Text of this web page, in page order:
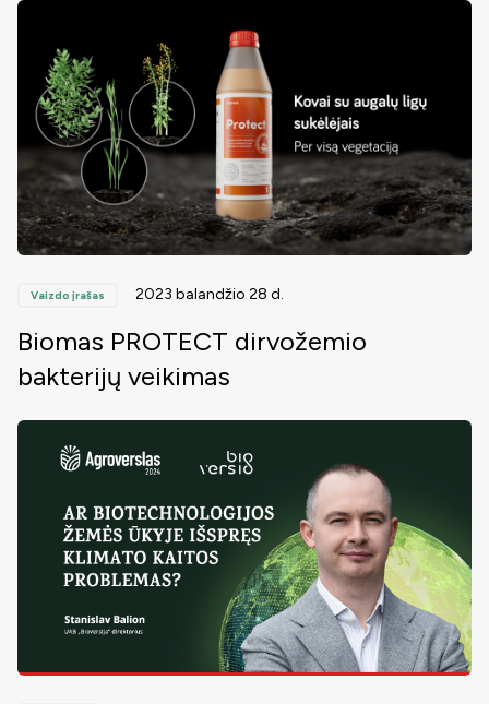
Vaizdo įrašas 2023 balandžio 28 d.
Biomas PROTECT dirvožemio
bakterijų veikimas